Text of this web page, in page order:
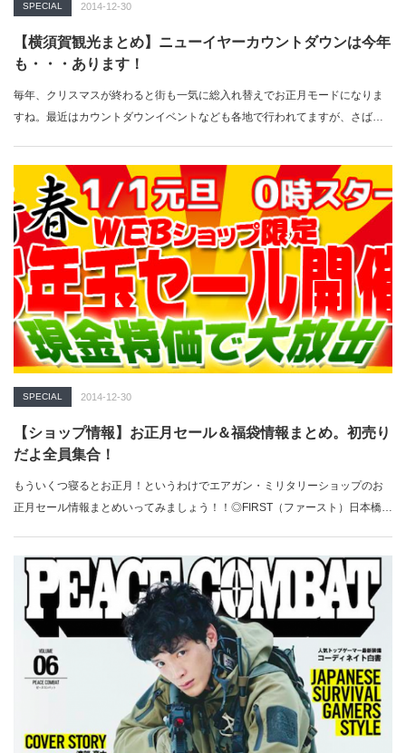
SPECIAL 2014-12-30
【横須賀観光まとめ】ニューイヤーカウントダウンは今年
も・・・あります！
毎年、クリスマスが終わると街も一気に総入れ替えでお正月モードになりま
すね。最近はカウントダウンイベントなども各地で行われてますが、さばな
SPECIAL 2014-12-30
【ショップ情報】お正月セール＆福袋情報まとめ。初売り
だよ全員集合！
もういくつ寝るとお正月！というわけでエアガン・ミリタリーショップのお
正月セール情報まとめいってみましょう！！◎FIRST（ファースト）日本橋